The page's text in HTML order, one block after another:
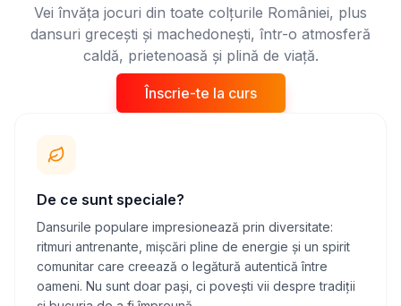
Vei învăța jocuri din toate colțurile României, plus
dansuri grecești și machedonești, într-o atmosferă
caldă, prietenoasă și plină de viață.
Înscrie-te la curs
De ce sunt speciale?
Dansurile populare impresionează prin diversitate:
ritmuri antrenante, mișcări pline de energie și un spirit
comunitar care creează o legătură autentică între
oameni. Nu sunt doar pași, ci povești vii despre tradiții